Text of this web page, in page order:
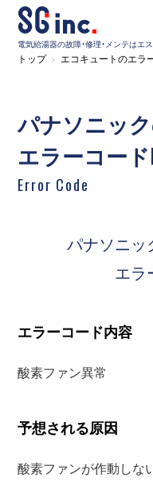
電気給湯器の故障・修理・メンテはエ
トップ エコキュートのエラ
パナソニッ
エラーコー
Error Code
パナソニッ
エラ
エラーコード内容
酸素ファン異常
予想される原因
酸素ファンが作動しな